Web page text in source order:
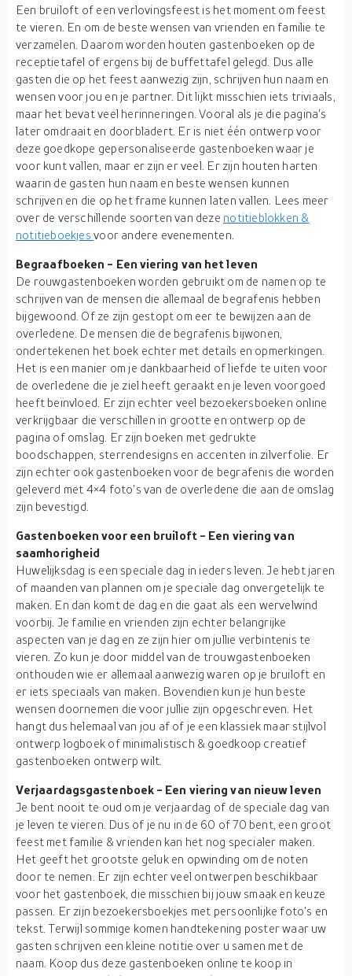
Een bruiloft of een verlovingsfeest is het moment om feest
te vieren. En om de beste wensen van vrienden en familie te
verzamelen. Daarom worden houten gastenboeken op de
receptietafel of ergens bij de buffettafel gelegd. Dus alle
gasten die op het feest aanwezig zijn, schrijven hun naam en
wensen voor jou en je partner. Dit lijkt misschien iets triviaals,
maar het bevat veel herinneringen. Vooral als je die pagina's
later omdraait en doorbladert. Er is niet één ontwerp voor
deze goedkope gepersonaliseerde gastenboeken waar je
voor kunt vallen, maar er zijn er veel. Er zijn houten harten
waarin de gasten hun naam en beste wensen kunnen
schrijven en die op het frame kunnen laten vallen. Lees meer
over de verschillende soorten van deze notitieblokken &
notitieboekjesvoor andere evenementen.
Begraafboeken - Een viering van het leven
De rouwgastenboeken worden gebruikt om de namen op te
schrijven van de mensen die allemaal de begrafenis hebben
bijgewoond. Of ze zijn gestopt om eer te bewijzen aan de
overledene. De mensen die de begrafenis bijwonen,
ondertekenen het boek echter met details en opmerkingen.
Het is een manier om je dankbaarheid of liefde te uiten voor
de overledene die je ziel heeft geraakt en je leven voorgoed
heeft beïnvloed. Er zijn echter veel bezoekersboeken online
verkrijgbaar die verschillen in grootte en ontwerp op de
pagina of omslag. Er zijn boeken met gedrukte
boodschappen, sterrendesigns en accenten in zilverfolie. Er
zijn echter ook gastenboeken voor de begrafenis die worden
geleverd met 4×4 foto's van de overledene die aan de omslag
zijn bevestigd.
Gastenboeken voor een bruiloft - Een viering van
saamhorigheid
Huwelijksdag is een speciale dag in ieders leven. Je hebt jaren
of maanden van plannen om je speciale dag onvergetelijk te
maken. En dan komt de dag en die gaat als een wervelwind
voorbij. Je familie en vrienden zijn echter belangrijke
aspecten van je dag en ze zijn hier om jullie verbintenis te
vieren. Zo kun je door middel van de trouwgastenboeken
onthouden wie er allemaal aanwezig waren op je bruiloft en
er iets speciaals van maken. Bovendien kun je hun beste
wensen doornemen die voor jullie zijn opgeschreven. Het
hangt dus helemaal van jou af of je een klassiek maar stijlvol
ontwerp logboek of minimalistisch & goedkoop creatief
gastenboeken ontwerp wilt.
Verjaardagsgastenboek - Een viering van nieuw leven
Je bent nooit te oud om je verjaardag of de speciale dag van
je leven te vieren. Dus of je nu in de 60 of 70 bent, een groot
feest met familie & vrienden kan het nog specialer maken.
Het geeft het grootste geluk en opwinding om de noten
door te nemen. Er zijn echter veel ontwerpen beschikbaar
voor het gastenboek, die misschien bij jouw smaak en keuze
passen. Er zijn bezoekersboekjes met persoonlijke foto's en
tekst. Terwijl sommige komen handtekening poster waar uw
gasten schrijven een kleine notitie over u samen met de
naam. Koop dus deze gastenboeken online te koop in